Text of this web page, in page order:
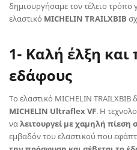
δημιουργήσαμε τον τέλειο τρόπο
ελαστικό MICHELIN TRAILXBIB
1- Καλή έλξη και
εδάφους
Το ελαστικό MICHELIN TRAILXBIB
MICHELIN Ultraflex VF. Η
ναλειτουργεί με χαμηλή πίεση
εμβαδόν του ελαστικού που